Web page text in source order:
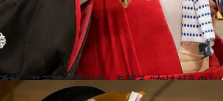
がりが僕らの強み”ー